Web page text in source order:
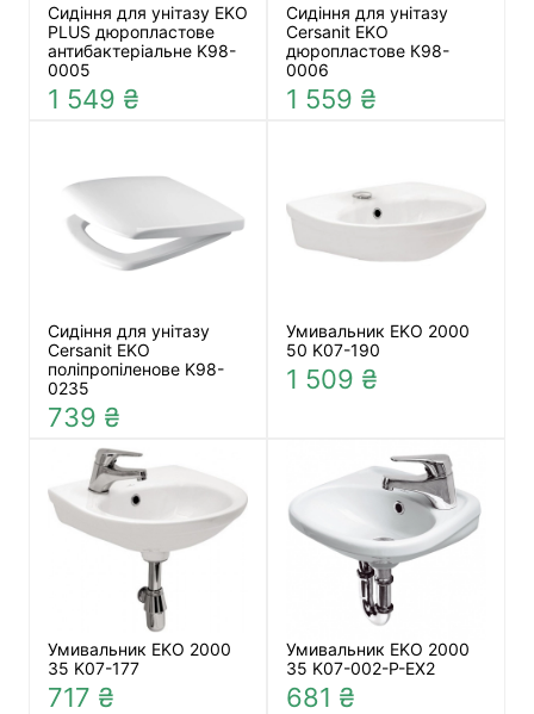
Сидіння для унітазу EKO
PLUS дюропластове
антибактеріальне K98-
0005
1 549 ₴
Сидіння для унітазу
Cersanit EKO
дюропластове К98-
0006
1 559 ₴
Сидіння для унітазу
Cersanit EKO
поліпропіленове K98-
0235
739 ₴
Умивальник EKO 2000
50 K07-190
1 509 ₴
Умивальник EKO 2000
35 K07-177
717 ₴
Умивальник EKO 2000
35 K07-002-P-EX2
681 ₴